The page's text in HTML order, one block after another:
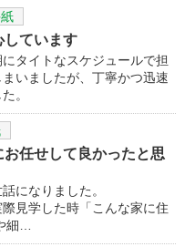
しています
タイトなスケジュールで担
いましたが、丁寧かつ迅速
。
任せして良かったと思
になりました。
見学した時「こんな家に住
細…